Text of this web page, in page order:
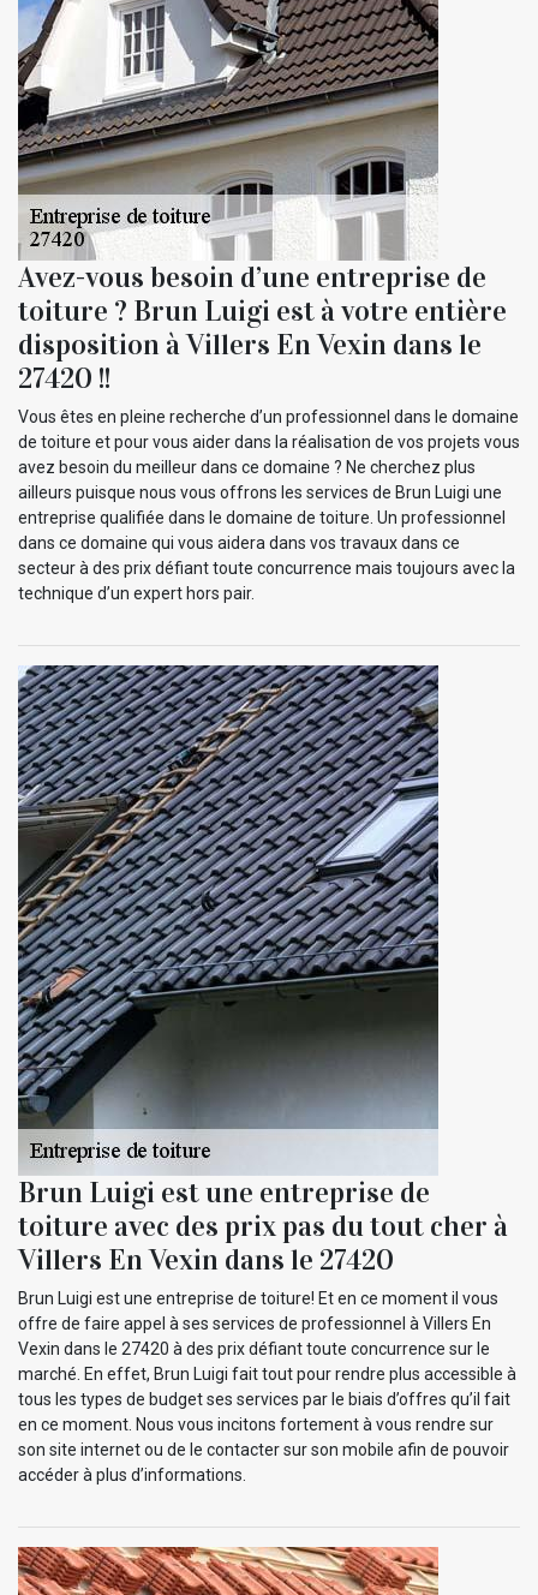
Avez-vous besoin d’une entreprise de
toiture ? Brun Luigi est à votre entière
disposition à Villers En Vexin dans le
27420 !!
Vous êtes en pleine recherche d’un professionnel dans le domaine
de toiture et pour vous aider dans la réalisation de vos projets vous
avez besoin du meilleur dans ce domaine ? Ne cherchez plus
ailleurs puisque nous vous offrons les services de Brun Luigi une
entreprise qualifiée dans le domaine de toiture. Un professionnel
dans ce domaine qui vous aidera dans vos travaux dans ce
secteur à des prix défiant toute concurrence mais toujours avec la
technique d’un expert hors pair.
Brun Luigi est une entreprise de
toiture avec des prix pas du tout cher à
Villers En Vexin dans le 27420
Brun Luigi est une entreprise de toiture! Et en ce moment il vous
offre de faire appel à ses services de professionnel à Villers En
Vexin dans le 27420 à des prix défiant toute concurrence sur le
marché. En effet, Brun Luigi fait tout pour rendre plus accessible à
tous les types de budget ses services par le biais d’offres qu’il fait
en ce moment. Nous vous incitons fortement à vous rendre sur
son site internet ou de le contacter sur son mobile afin de pouvoir
accéder à plus d’informations.